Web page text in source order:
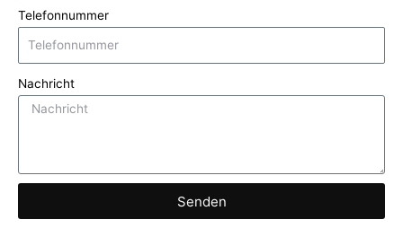
Telefonnummer
Nachricht
Senden